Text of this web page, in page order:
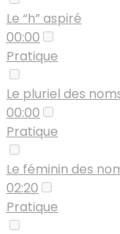
Le “h” aspiré
00:00
Pratique
Le pluriel des
00:00
Pratique
Le féminin des
02:20
Pratique